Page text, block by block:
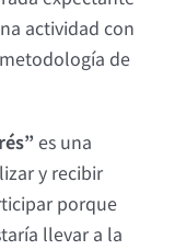
actividad con
de
es una
y recibir
porque
llevar a la